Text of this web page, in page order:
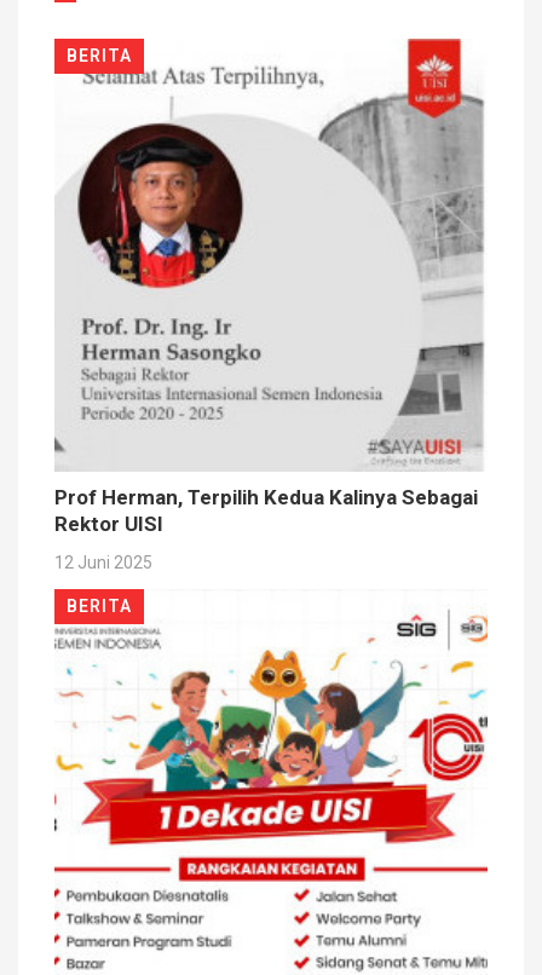
BERITA
Prof Herman, Terpilih Kedua Kalinya Sebagai
Rektor UISI
12 Juni 2025
BERITA